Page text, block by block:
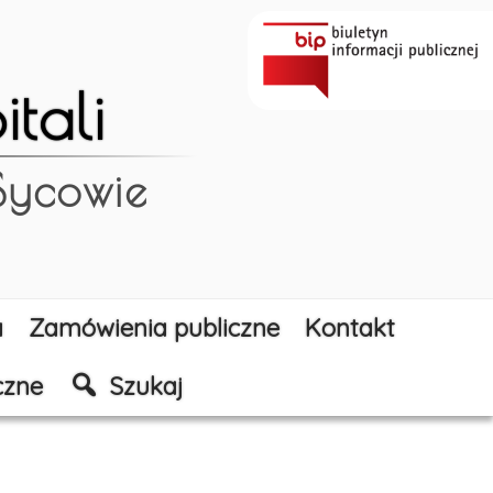
Zamówienia publiczne
Kontakt
Szukaj